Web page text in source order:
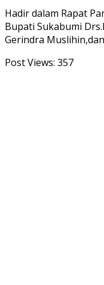
Hadir dalam Rapat
Bupati Sukabumi
Gerindra
Post Views: 357